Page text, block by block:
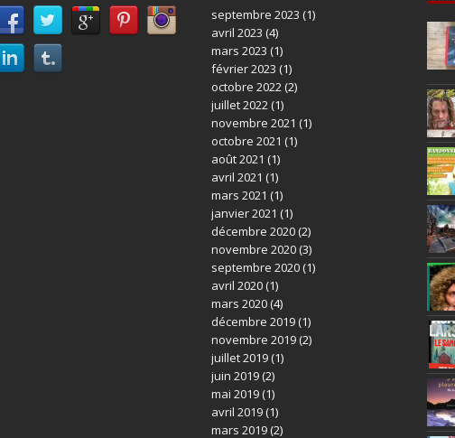
septembre 2023 (1)
avril 2023 (4)
mars 2023 (1)
février 2023 (1)
octobre 2022(2)
juillet 2022(1)
novembre 2021 (1)
octobre 2021 (1)
août 2021 (1)
avril 2021 (1)
mars 2021 (1)
janvier 2021 (1)
décembre 2020(2)
novembre 2020(3)
septembre 2020(1)
avril 2020(1)
mars 2020(4)
décembre 2019(1)
novembre 2019(2)
juillet 2019(1)
juin 2019(2)
mai 2019(1)
avril 2019(1)
mars 2019(2)